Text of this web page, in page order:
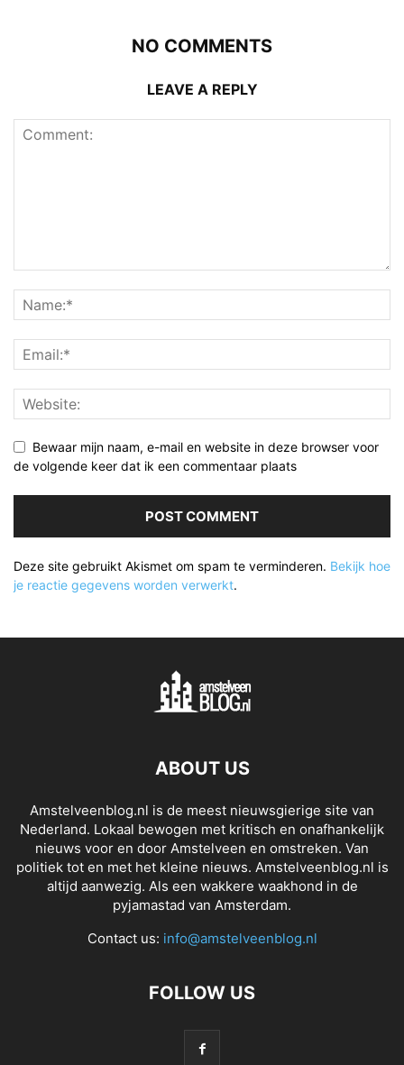
NO COMMENTS
LEAVE A REPLY
Bewaar mijn naam, e-mail en website in deze browser voor
de volgende keer dat ik een commentaar plaats
Deze site gebruikt Akismet om spam te verminderen. Bekijk hoe
je reactie gegevens worden verwerkt.
ABOUT US
Amstelveenblog.nl is de meest nieuwsgierige site van
Nederland. Lokaal bewogen met kritisch en onafhankelijk
nieuws voor en door Amstelveen en omstreken. Van
politiek tot en met het kleine nieuws. Amstelveenblog.nl is
altijd aanwezig. Als een wakkere waakhond in de
pyjamastad van Amsterdam.
Contact us: info@amstelveenblog.nl
FOLLOW US